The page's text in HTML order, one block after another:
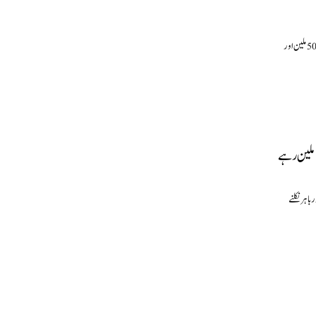
بیجنگ(نمائندہ خصوصی)رواں سال جشن بہار کی تعطیلات کے دوران چین میں کھپت کا زبردست رجحان نظر آیا ہے۔چین کے داخلی ٹرپس 501ملین اور
نکلنے